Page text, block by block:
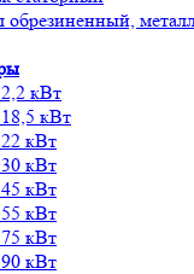
обрезиненный,
кВт
кВт
кВт
кВт
кВт
кВт
кВт
кВт